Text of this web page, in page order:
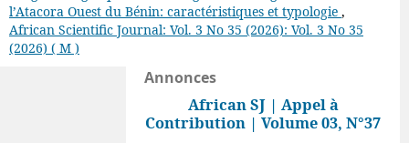
l’Atacora Ouest du Bénin: caractéristiques et typologie ,
African Scientific Journal: Vol. 3 No 35 (2026): Vol. 3 No 35
(2026) ( M )
Annonces
African SJ | Appel à
Contribution | Volume 03, N°37